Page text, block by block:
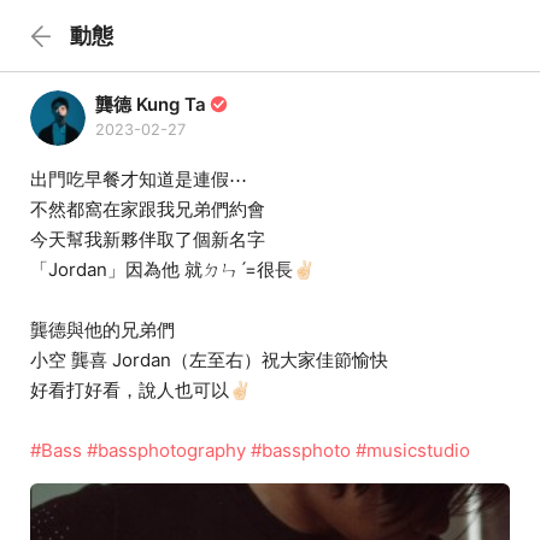
動態
龔德 Kung Ta
2023-02-27
出門吃早餐才知道是連假⋯
不然都窩在家跟我兄弟們約會
今天幫我新夥伴取了個新名字
「Jordan」因為他 就ㄉㄣˊ=很長✌🏻
龔德與他的兄弟們
小空 龔喜 Jordan（左至右）祝大家佳節愉快
好看打好看，說人也可以✌🏻
#Bass #bassphotography #bassphoto #musicstudio